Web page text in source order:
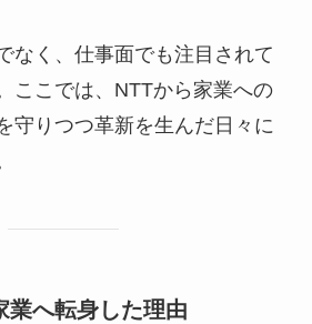
なく、仕事面でも注目されて
ここでは、NTTから家業への
守りつつ革新を生んだ日々に
業へ転身した理由